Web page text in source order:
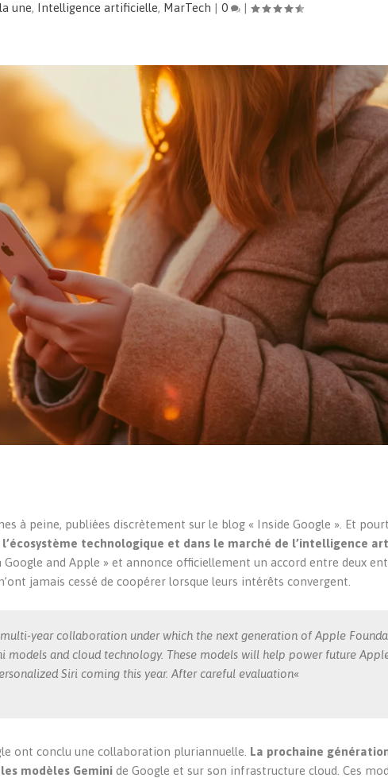
une, Intelligence artificielle, MarTech |0 |
à peine, publiées discrètement sur le blog « Inside Google ». Et
l’écosystème technologique et dans le marché de l’intelligence
and Apple » et annonce officiellement un accord entre deux
jamais cessé de coopérer lorsque leurs intérêts convergent.
year collaboration under which the next generation of Apple
models and cloud technology. These models will help power future
Siri coming this year. After careful evaluation«
ont conclu une collaboration pluriannuelle. La prochaine
modèles Gemini de Google et sur son infrastructure cloud. Ces